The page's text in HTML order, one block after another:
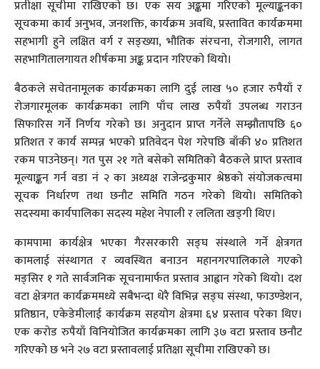
प्रतीक्षा सूचीमा राखिएको छ। एक सय अङ्कमा गरिएको मूल्याङ्कनका
सूचकमा कार्य अनुभव, जनशक्ति, कार्यक्रम अवधि, प्रस्तावित कार्यक्रममा
सहभागी हुने लक्षित वर्ग र सङ्ख्या, भौतिक संरचना, रोजगारी, लागत
सहभागितालगायत शीर्षकमा अङ्क प्रदान गरिएको थियो।
बैठकले सचेतनामूलक कार्यक्रमका लागि दुई लाख ५० हजार रुपैयाँ र
रोजगारमूलक कार्यक्रमका लागि पाँच लाख रुपैयाँ उपलब्ध गराउन
सिफारिस गर्ने निर्णय गरेको छ। अनुदान प्राप्त गर्नेले सम्झौतापछि ६०
प्रतिशत र कार्य सम्पन्न भएको प्रतिवेदन पेश गरेपछि बाँकी ४० प्रतिशत
रकम पाउनेछन्। गत पुस २१ गते बसेको समितिको बैठकले प्राप्त प्रस्ताव
मूल्याङ्कन गर्न वडा नं २ का अध्यक्ष राजेन्द्रकुमार श्रेष्ठको संयोजकत्वमा
सूचक निर्धारण तथा छनौट समिति गठन गरेको थियो। समितिको
सदस्यमा कार्यपालिका सदस्य महेश नेपाली र ललिता खड्गी थिए।
कामपामा कार्यक्षेत्र भएका गैरसरकारी सङ्घ संस्थाले गर्ने क्षेत्रगत
कामलाई संस्थागत र व्यवस्थित बनाउन महानगरपालिकाले गएको
मङ्सिर १ गते सार्वजनिक सूचनामार्फत प्रस्ताव आह्वान गरेको थियो। दश
वटा क्षेत्रगत कार्यक्रममध्ये सबैभन्दा धेरै विभिन्न सङ्घ संस्था, फाउण्डेशन,
प्रतिष्ठान, एकेडेमीलाई कार्यक्रम सहयोग क्षेत्रमा ६४ प्रस्ताव परेका थिए।
एक करोड रुपैयाँ विनियोजित कार्यक्रमका लागि ३७ वटा प्रस्ताव छनौट
गरिएको छ भने २७ वटा प्रस्तावलाई प्रतिक्षा सूचीमा राखिएको छ।